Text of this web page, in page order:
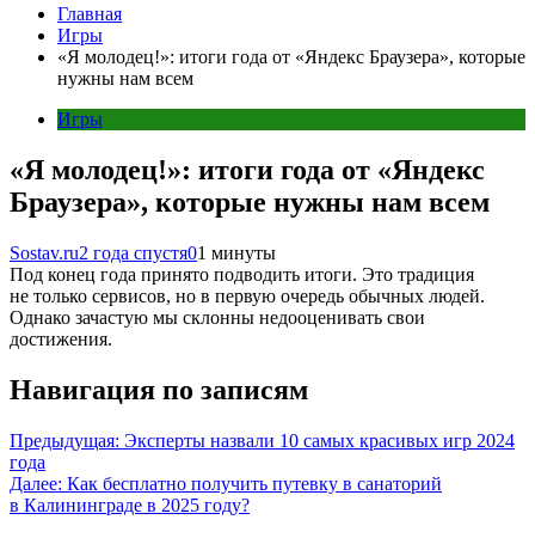
Главная
Игры
«Я молодец!»: итоги года от «Яндекс Браузера», которые
нужны нам всем
Игры
«Я молодец!»: итоги года от «Яндекс
Браузера», которые нужны нам всем
Sostav.ru2 года спустя01 минуты
Под конец года принято подводить итоги. Это традиция
не только сервисов, но в первую очередь обычных людей.
Однако зачастую мы склонны недооценивать свои
достижения.
Навигация по записям
Предыдущая: Эксперты назвали 10 самых красивых игр 2024
года
Далее: Как бесплатно получить путевку в санаторий
в Калининграде в 2025 году?